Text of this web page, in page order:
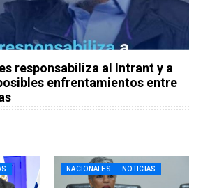
responsabiliza al Intrant y a
enfrentamientos entre
NACIONALES NOTICIAS